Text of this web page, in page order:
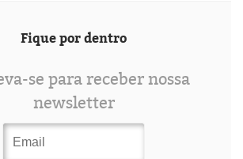
Fique por dentro
se para receber nossa
newsletter